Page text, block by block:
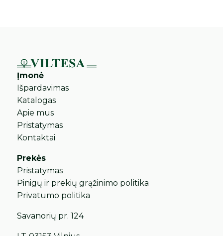
Įmonė
Išpardavimas
Katalogas
Apie mus
Pristatymas
Kontaktai
Prekės
Pristatymas
Pinigų ir prekių grąžinimo politika
Privatumo politika
Savanorių pr. 124